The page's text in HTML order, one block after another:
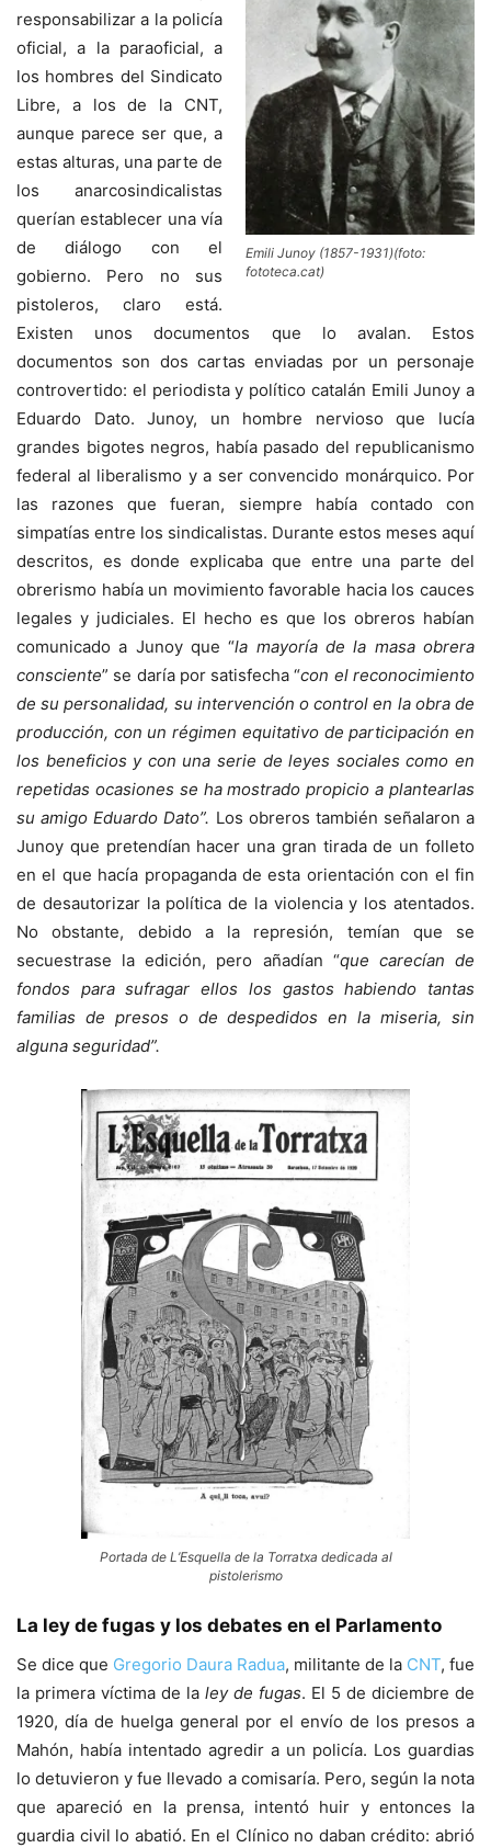
Emili Junoy (1857-1931)(foto:
fototeca.cat)
responsabilizar a la policía
oficial, a la paraoficial, a
los hombres del Sindicato
Libre, a los de la CNT,
aunque parece ser que, a
estas alturas, una parte de
los anarcosindicalistas
querían establecer una vía
de diálogo con el
gobierno. Pero no sus
pistoleros, claro está.
Existen unos documentos que lo avalan. Estos
documentos son dos cartas enviadas por un personaje
controvertido: el periodista y político catalán Emili Junoy a
Eduardo Dato. Junoy, un hombre nervioso que lucía
grandes bigotes negros, había pasado del republicanismo
federal al liberalismo y a ser convencido monárquico. Por
las razones que fueran, siempre había contado con
simpatías entre los sindicalistas. Durante estos meses aquí
descritos, es donde explicaba que entre una parte del
obrerismo había un movimiento favorable hacia los cauces
legales y judiciales. El hecho es que los obreros habían
comunicado a Junoy que “la mayoría de la masa obrera
consciente” se daría por satisfecha “con el reconocimiento
de su personalidad, su intervención o control en la obra de
producción, con un régimen equitativo de participación en
los beneficios y con una serie de leyes sociales como en
repetidas ocasiones se ha mostrado propicio a plantearlas
su amigo Eduardo Dato”. Los obreros también señalaron a
Junoy que pretendían hacer una gran tirada de un folleto
en el que hacía propaganda de esta orientación con el fin
de desautorizar la política de la violencia y los atentados.
No obstante, debido a la represión, temían que se
secuestrase la edición, pero añadían “que carecían de
fondos para sufragar ellos los gastos habiendo tantas
familias de presos o de despedidos en la miseria, sin
alguna seguridad”.
Portada de L’Esquella de la Torratxa dedicada al
pistolerismo
La ley de fugas y los debates en el Parlamento
Se dice que Gregorio Daura Radua, militante de la CNT, fue
la primera víctima de la ley de fugas. El 5 de diciembre de
1920, día de huelga general por el envío de los presos a
Mahón, había intentado agredir a un policía. Los guardias
lo detuvieron y fue llevado a comisaría. Pero, según la nota
que apareció en la prensa, intentó huir y entonces la
guardia civil lo abatió. En el Clínico no daban crédito: abrió